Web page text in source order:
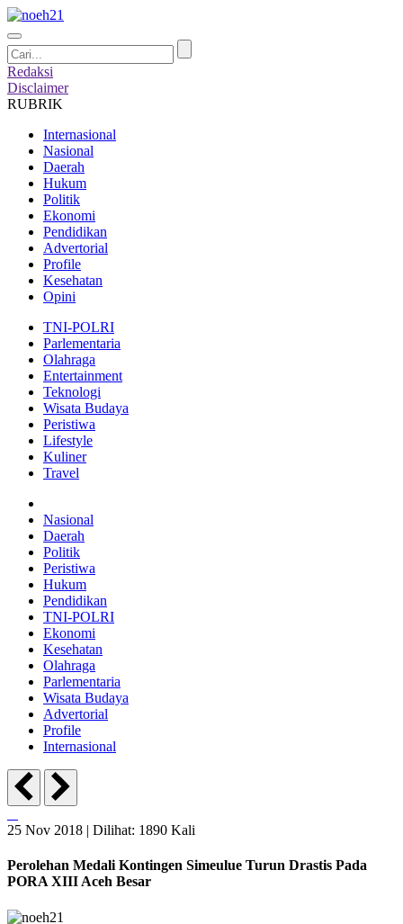
Redaksi
Disclaimer
RUBRIK
Internasional
Nasional
Daerah
Hukum
Politik
Ekonomi
Pendidikan
Advertorial
Profile
Kesehatan
Opini
TNI-POLRI
Parlementaria
Olahraga
Entertainment
Teknologi
Wisata Budaya
Peristiwa
Lifestyle
Kuliner
Travel
Nasional
Daerah
Politik
Peristiwa
Hukum
Pendidikan
TNI-POLRI
Ekonomi
Kesehatan
Olahraga
Parlementaria
Wisata Budaya
Advertorial
Profile
Internasional
25 Nov 2018 | Dilihat: 1890 Kali
Perolehan Medali Kontingen Simeulue Turun Drastis Pada
PORA XIII Aceh Besar